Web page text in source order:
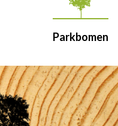
Parkbomen